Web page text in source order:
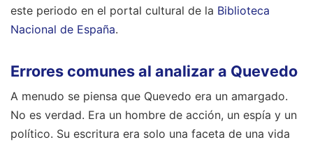
este periodo en el portal cultural de la Biblioteca
Nacional de España.
Errores comunes al analizar a Quevedo
A menudo se piensa que Quevedo era un amargado.
No es verdad. Era un hombre de acción, un espía y un
político. Su escritura era solo una faceta de una vida